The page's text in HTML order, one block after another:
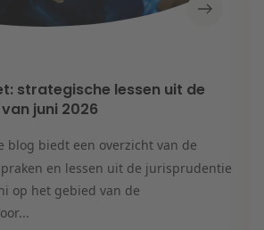
strategische lessen uit de
juni 2026
blog biedt een overzicht van de
en lessen uit de jurisprudentie
op het gebied van de